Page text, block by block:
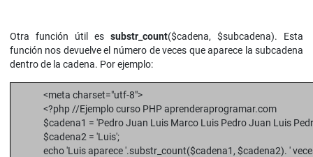
Otra función útil essubstr_count($cadena, $subcadena). Esta
función nos devuelve el número de veces que aparece la subcadena
dentro de la cadena. Por ejemplo:
<meta charset="utf-8">
<?php //Ejemplo curso PHP aprenderaprogramar.com
$cadena1 = 'Pedro Juan Luis Marco Luis Pedro Juan Luis
$cadena2 = 'Luis';
echo 'Luis aparece '.substr_count($cadena1, $cadena2). '